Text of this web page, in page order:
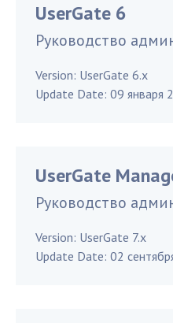
UserGate 6
Руководство
Version: UserGate 6.x
Update Date: 09 января
UserGate
Руководство
Version: UserGate 7.x
Update Date: 02